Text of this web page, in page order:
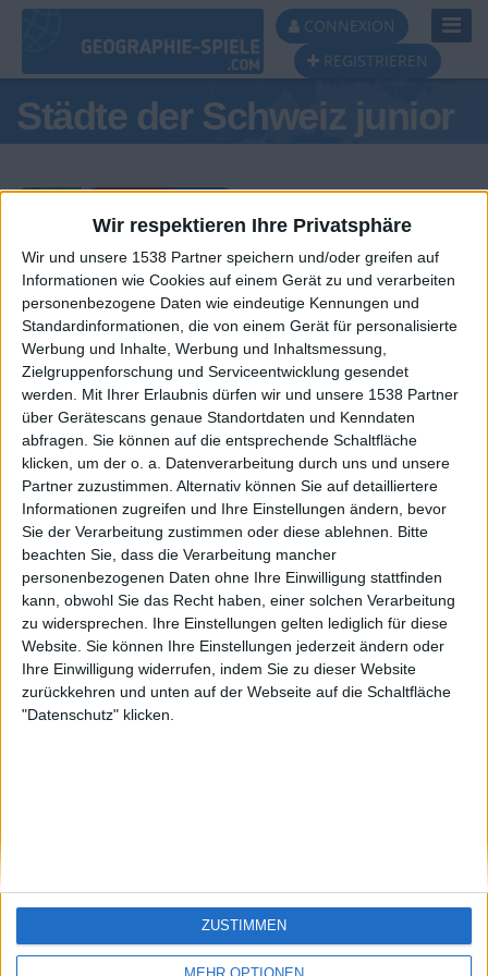
Wir respektieren Ihre Privatsphäre
Wir und unsere 1538 Partner speichern und/oder greifen auf
Informationen wie Cookies auf einem Gerät zu und verarbeiten
personenbezogene Daten wie eindeutige Kennungen und
Standardinformationen, die von einem Gerät für personalisierte
Werbung und Inhalte, Werbung und Inhaltsmessung,
Zielgruppenforschung und Serviceentwicklung gesendet
werden. Mit Ihrer Erlaubnis dürfen wir und unsere 1538 Partner
über Gerätescans genaue Standortdaten und Kenndaten
abfragen. Sie können auf die entsprechende Schaltfläche
klicken, um der o. a. Datenverarbeitung durch uns und unsere
Partner zuzustimmen. Alternativ können Sie auf detailliertere
Informationen zugreifen und Ihre Einstellungen ändern, bevor
Sie der Verarbeitung zustimmen oder diese ablehnen. Bitte
beachten Sie, dass die Verarbeitung mancher
personenbezogenen Daten ohne Ihre Einwilligung stattfinden
kann, obwohl Sie das Recht haben, einer solchen Verarbeitung
zu widersprechen. Ihre Einstellungen gelten lediglich für diese
Website. Sie können Ihre Einstellungen jederzeit ändern oder
Ihre Einwilligung widerrufen, indem Sie zu dieser Website
zurückkehren und unten auf der Webseite auf die Schaltfläche
"Datenschutz" klicken.
ZUSTIMMEN
CONNEXION
REGISTRIEREN
Städte der Schweiz junior
Tagespodest
#1
Funny1
Si vous êtes francophone, vous devriez aller
🇺🇸 We noticed you’re visiting
from an English-speaking
country
Join our American version now and be
among the firsts to submit your score
on our leaderboards!
Let's visit GeoHeroes.com!